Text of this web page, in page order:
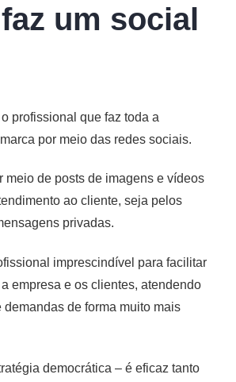
um social
profissional que faz toda a
por meio das redes sociais.
meio de posts de imagens e vídeos
ao cliente, seja pelos
privadas.
imprescindível para facilitar
empresa e os clientes, atendendo
demandas de forma muito mais
democrática – é eficaz tanto